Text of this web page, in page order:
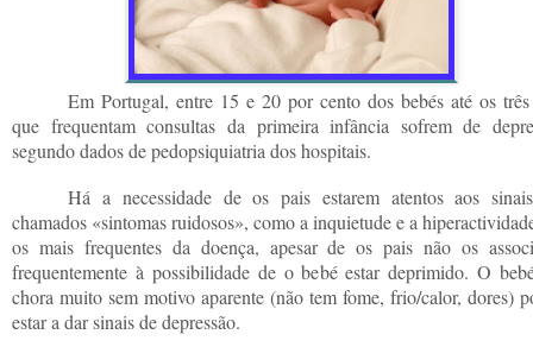
Em Portugal, entre 15 e 20 por cento dos bebés até os
que frequentam consultas da primeira infância sofrem de
segundo dados de pedopsiquiatria dos hospitais.
Há a necessidade de os pais estarem atentos aos
chamados «sintomas ruidosos», como a inquietude e a
os mais frequentes da doença, apesar de os pais não os
frequentemente à possibilidade de o bebé estar deprimido. O
chora muito sem motivo aparente (não tem fome, frio/calor, dores)
estar a dar sinais de depressão.